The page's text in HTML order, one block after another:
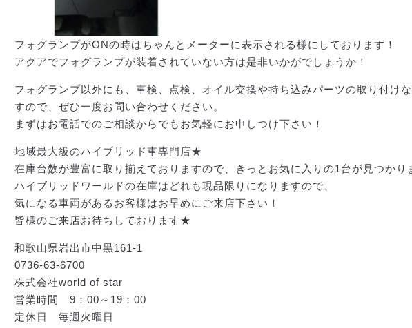
フォグランプがONの時はちゃんとメーターに表示される様にしております！
アクアでフォグランプが装着されていない方は是非いかがでしょうか！
フォグランプ以外にも、車検、点検、オイル交換や持ち込みパーツの取り付け
すので、ぜひ一度お問い合わせください。
まずはお電話でのご相談からでもお気軽にお申しつけ下さい！
地域最大級のハイブリッド車専門店★
在庫台数が豊富に取り揃えておりますので、きっとお気に入りの1台が見つかり
ハイブリッドワールドの在庫はどれも現品限りになりますので、
気になる車両があるお客様はお早めにご来店下さい！
皆様のご来店お待ちしております★
和歌山県岩出市中黒161-1
0736-63-6700
株式会社world of star
営業時間 9：00～19：00
定休日 毎週火曜日